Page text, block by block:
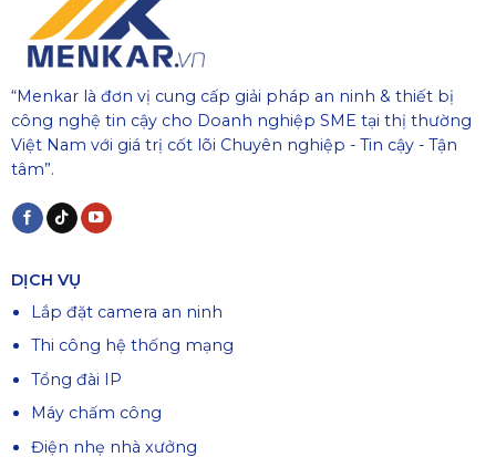
“Menkar là đơn vị cung cấp giải pháp an ninh & thiết bị
công nghệ tin cậy cho Doanh nghiệp SME tại thị thường
Việt Nam với giá trị cốt lõi Chuyên nghiệp - Tin cậy - Tận
tâm”.
DỊCH VỤ
Lắp đặt camera an ninh
Thi công hệ thống mạng
Tổng đài IP
Máy chấm công
Điện nhẹ nhà xưởng